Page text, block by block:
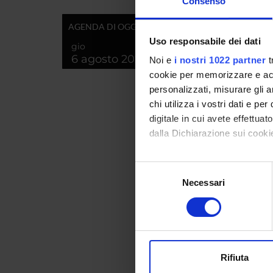
Uso responsabile dei dati
Noi e i nostri 1022 partner
cookie per memorizzare e
personalizzati, misurare gli
chi utilizza i vostri dati e per
digitale in cui avete
dalla Dichiarazione sui
Con il tuo consenso,
raccogliere
digitali).
modificare o ritirare il tuo
Necessari
Rifiuta
AGENDA DI OGGI
gio
6 agosto 2026
Parole
Breve
Id
Handle
ultima